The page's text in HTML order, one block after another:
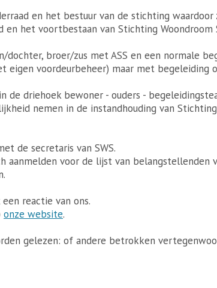
en het bestuur van de stichting waardoor
het voortbestaan van Stichting Woondroom
dochter, broer/zus met ASS en een normale
eigen voordeurbeheer) maar met begeleiding
driehoek bewoner - ouders -
nemen in de instandhouding van
de secretaris van SWS.
aanmelden voor de lijst van belangstellenden
reactie van ons.
onze website.
gelezen: of andere betrokken